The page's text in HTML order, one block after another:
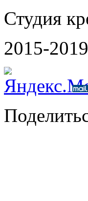
Студия
2015-2019